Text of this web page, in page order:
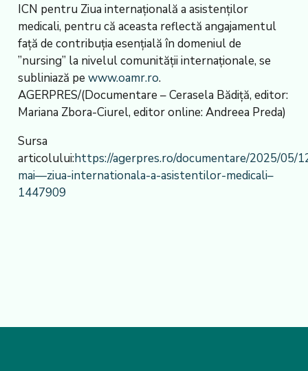
ICN pentru Ziua internațională a asistenților
medicali, pentru că aceasta reflectă angajamentul
față de contribuția esențială în domeniul de
”nursing” la nivelul comunității internaționale, se
subliniază pe www.oamr.ro.
AGERPRES/(Documentare – Cerasela Bădiță, editor:
Mariana Zbora-Ciurel, editor online: Andreea Preda)
Sursa
articolului:https://agerpres.ro/documentare/2025/05/
mai—ziua-internationala-a-asistentilor-medicali–
1447909